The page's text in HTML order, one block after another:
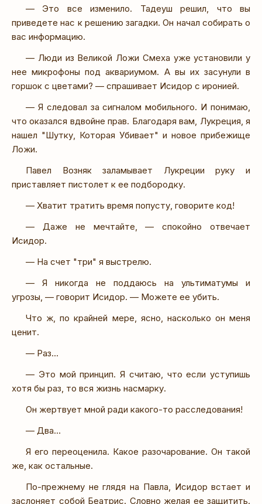
— Это все изменило. Тадеуш решил, что вы
приведете нас к решению загадки. Он начал собирать о
вас информацию.
— Люди из Великой Ложи Смеха уже установили у
нее микрофоны под аквариумом. А вы их засунули в
горшок с цветами? — спрашивает Исидор с иронией.
— Я следовал за сигналом мобильного. И понимаю,
что оказался вдвойне прав. Благодаря вам, Лукреция, я
нашел "Шутку, Которая Убивает" и новое прибежище
Ложи.
Павел Возняк заламывает Лукреции руку и
приставляет пистолет к ее подбородку.
— Хватит тратить время попусту, говорите код!
— Даже не мечтайте, — спокойно отвечает
Исидор.
— На счет "три" я выстрелю.
— Я никогда не поддаюсь на ультиматумы и
угрозы, — говорит Исидор. — Можете ее убить.
Что ж, по крайней мере, ясно, насколько он меня
ценит.
— Раз…
— Это мой принцип. Я считаю, что если уступишь
хотя бы раз, то вся жизнь насмарку.
Он жертвует мной ради какого-то расследования!
— Два…
Я его переоценила. Какое разочарование. Он такой
же, как остальные.
По-прежнему не глядя на Павла, Исидор встает и
заслоняет собой Беатрис. Словно желая ее защитить.